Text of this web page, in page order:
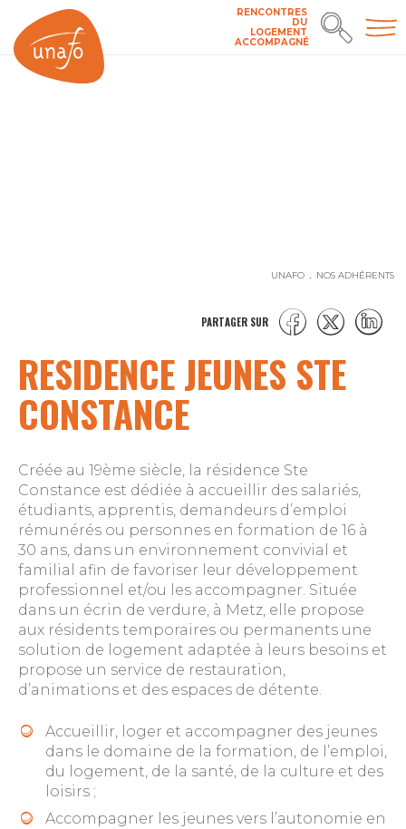
RENCONTRES
DU
LOGEMENT
ACCOMPAGNÉ
PARTAGER SUR
UNAFO NOS ADHÉRENTS
RESIDENCE JEUNES STE
CONSTANCE
Créée au 19ème siècle, la résidence Ste
Constance est dédiée à accueillir des salariés,
étudiants, apprentis, demandeurs d’emploi
rémunérés ou personnes en formation de 16 à
30 ans, dans un environnement convivial et
familial afin de favoriser leur développement
professionnel et/ou les accompagner. Située
dans un écrin de verdure, à Metz, elle propose
aux résidents temporaires ou permanents une
solution de logement adaptée à leurs besoins et
propose un service de restauration,
d’animations et des espaces de détente.
Accueillir, loger et accompagner des jeunes
dans le domaine de la formation, de l’emploi,
du logement, de la santé, de la culture et des
loisirs ;
Accompagner les jeunes vers l’autonomie en